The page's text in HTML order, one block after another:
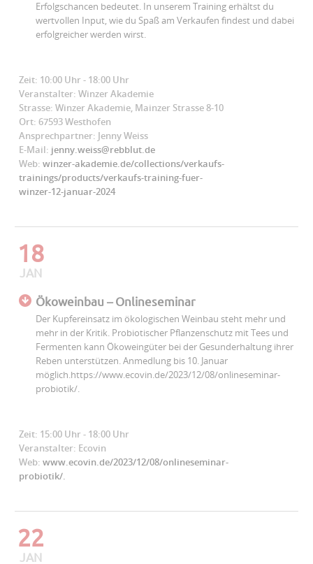
Erfolgschancen bedeutet. In unserem Training erhältst du
wertvollen Input, wie du Spaß am Verkaufen findest und dabei
erfolgreicher werden wirst.
Zeit: 10:00 Uhr - 18:00 Uhr
Veranstalter: Winzer Akademie
Strasse: Winzer Akademie, Mainzer Strasse 8-10
Ort: 67593 Westhofen
Ansprechpartner: Jenny Weiss
E-Mail: jenny.weiss@rebblut.de
Web: winzer-akademie.de/collections/verkaufs-
trainings/products/verkaufs-training-fuer-
winzer-12-januar-2024
18
JAN
Ökoweinbau – Onlineseminar
Der Kupfereinsatz im ökologischen Weinbau steht mehr und
mehr in der Kritik. Probiotischer Pflanzenschutz mit Tees und
Fermenten kann Ökoweingüter bei der Gesunderhaltung ihrer
Reben unterstützen. Anmedlung bis 10. Januar
möglich.https://www.ecovin.de/2023/12/08/onlineseminar-
probiotik/.
Zeit: 15:00 Uhr - 18:00 Uhr
Veranstalter: Ecovin
Web: www.ecovin.de/2023/12/08/onlineseminar-
probiotik/.
22
JAN